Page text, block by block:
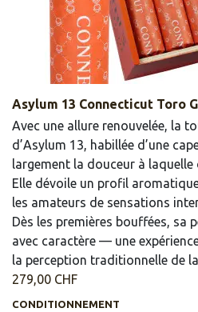
Asylum 13 Connecticut Toro
Avec une allure renouvelée, la
d’Asylum 13, habillée d’une
largement la douceur à
Elle dévoile un profil
les amateurs de sensations
Dès les premières bouffées, sa
avec caractère — une
la perception traditionnelle de
279,00 CHF
CONDITIONNEMENT